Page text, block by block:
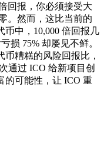
回报，你必须接受大
。然而，这比当前的
中，10,000 倍回报几
损 75% 却屡见不鲜。
糟糕的风险回报比，
通过 ICO 给新项目创
的可能性，让 ICO 重